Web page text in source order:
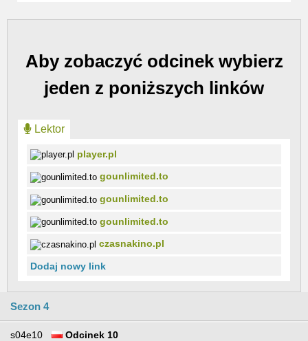
Aby zobaczyć odcinek wybierz
jeden z poniższych linków
Lektor
player.pl
gounlimited.to
gounlimited.to
gounlimited.to
czasnakino.pl
Dodaj nowy link
Sezon 4
s04e10 Odcinek 10